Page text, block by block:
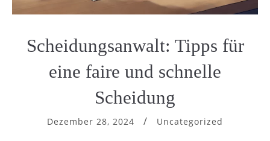
Scheidungsanwalt: Tipps für
eine faire und schnelle
Scheidung
Dezember 28, 2024 Uncategorized